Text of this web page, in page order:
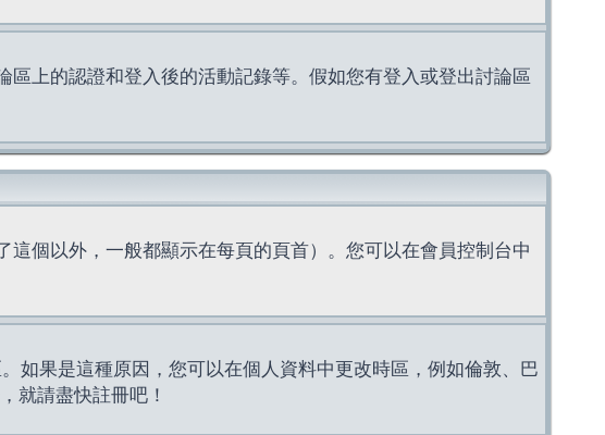
上的認證和登入後的活動記錄等。假如您有登入或登出討論區
這個以外，一般都顯示在每頁的頁首）。您可以在會員控制台中
如果是這種原因，您可以在個人資料中更改時區，例如倫敦、巴
就請盡快註冊吧！